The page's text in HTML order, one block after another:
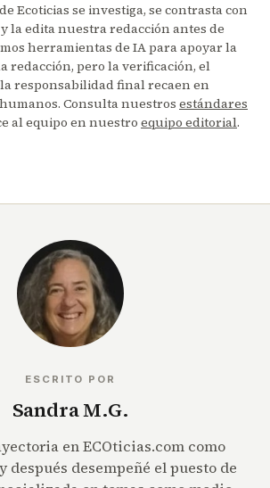
Ecoticias se investiga, se contrasta con
la edita nuestra redacción antes de
herramientas de IA para apoyar la
redacción, pero la verificación, el
responsabilidad final recaen en
Consulta nuestros estándares
al equipo en nuestro equipo editorial.
ESCRITO POR
Sandra M.G.
en ECOticias.com como
después desempeñé el puesto de